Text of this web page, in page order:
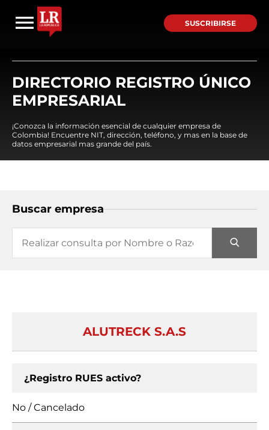
SUSCRIBIRSE
DIRECTORIO REGISTRO ÚNICO
EMPRESARIAL
¡Conozca la información esencial de cualquier empresa de
Colombia! Encuentre NIT, dirección, teléfono, y mas en la base de
datos empresarial mas grande del país.
Buscar empresa
ALUTRECK S.A.S
¿Registro RUES activo?
No / Cancelado